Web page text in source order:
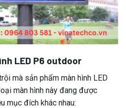
LED P6 outdoor
mà sản phẩm màn hình LED
màn hình này đang được
mục đích khác nhau: